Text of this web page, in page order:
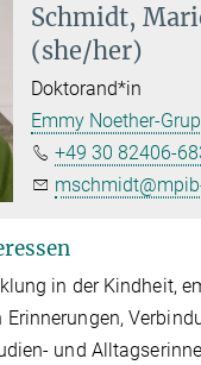
Schmidt,
(she/her)
Doktorand*in
Emmy Noether-
+49 30 82406-
in der Kindheit,
und